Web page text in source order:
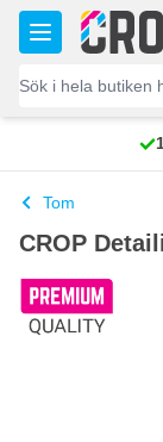
Hoppa till innehållet
Tom
CROP